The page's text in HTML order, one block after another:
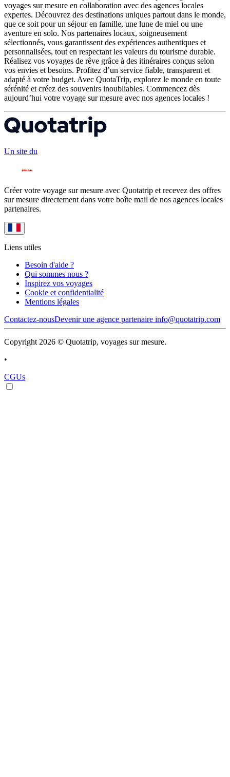
voyages sur mesure en collaboration avec des agences locales
expertes. Découvrez des destinations uniques partout dans le monde,
que ce soit pour un séjour en famille, une lune de miel ou une
aventure en solo. Nos partenaires locaux, soigneusement
sélectionnés, vous garantissent des expériences authentiques et
personnalisées, tout en respectant les valeurs du tourisme durable.
Réalisez vos voyages de rêve grâce à des itinéraires conçus selon
vos envies et besoins. Profitez d’un service fiable, transparent et
adapté à votre budget. Avec QuotaTrip, explorez le monde en toute
sérénité et créez des souvenirs inoubliables. Commencez dès
aujourd’hui votre voyage sur mesure avec nos agences locales !
Un site du
Créer votre voyage sur mesure avec Quotatrip et recevez des offres
sur mesure directement dans votre boîte mail de nos agences locales
partenaires.
Liens utiles
Besoin d'aide ?
Qui sommes nous ?
Inspirez vos voyages
Cookie et confidentialité
Mentions légales
Contactez-nousDevenir une agence partenaire info@quotatrip.com
Copyright 2026 © Quotatrip, voyages sur mesure.
•
CGUs